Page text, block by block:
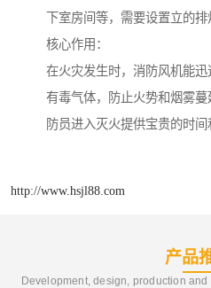
下室房间等，需要设置立的排
核心作用：
在火灾发生时，消防风机能
有毒气体，防止火势和烟雾
防员进入灭火提供宝贵的时间
http://www.hsjl88.com
产品
Development, design, production